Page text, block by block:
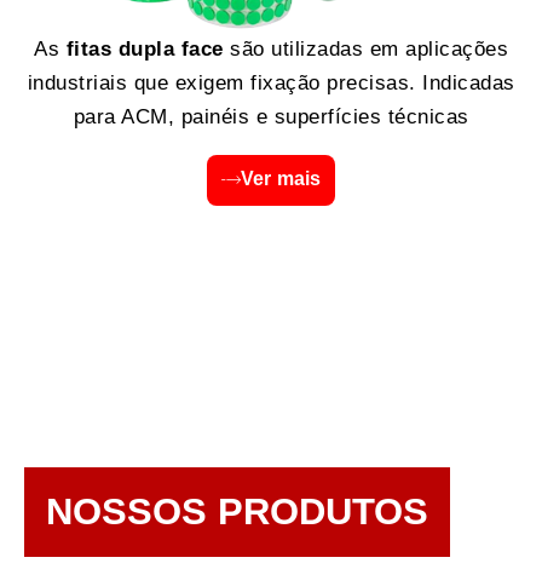
As fitas dupla face são utilizadas em aplicações
industriais que exigem fixação precisas. Indicadas
para ACM, painéis e superfícies técnicas
Ver mais
NOSSOS PRODUTOS